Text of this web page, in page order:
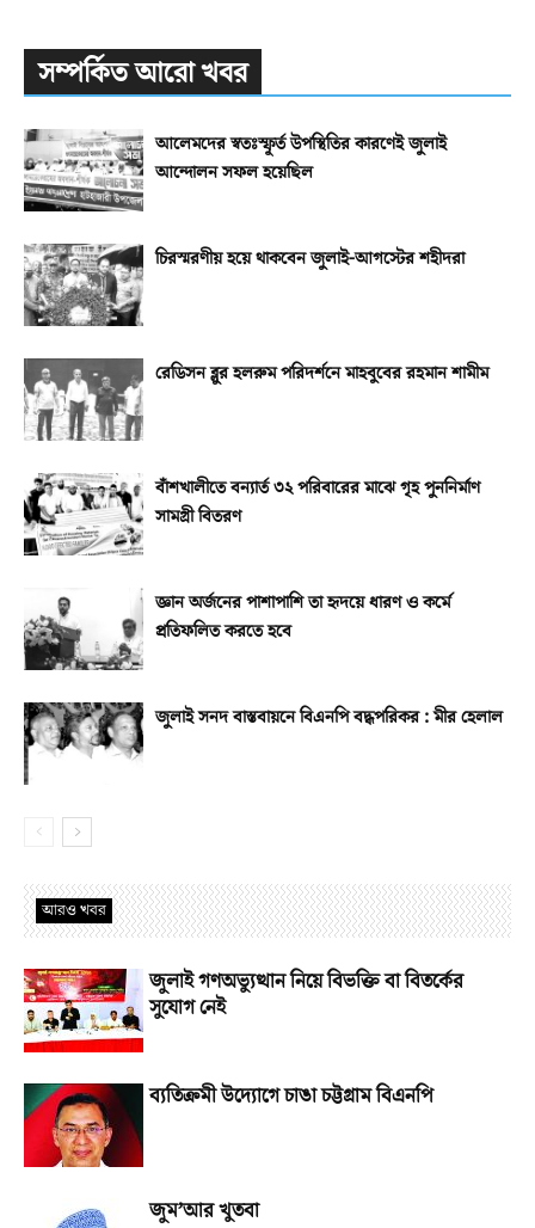
সম্পর্কিত আরো খবর
আলেমদের স্বতঃস্ফূর্ত উপস্থিতির কারণেই জুলাই
আন্দোলন সফল হয়েছিল
চিরস্মরণীয় হয়ে থাকবেন জুলাই-আগস্টের শহীদরা
রেডিসন ব্লুর হলরুম পরিদর্শনে মাহবুবের রহমান শামীম
বাঁশখালীতে বন্যার্ত ৩২ পরিবারের মাঝে গৃহ পুননির্মাণ
সামগ্রী বিতরণ
জ্ঞান অর্জনের পাশাপাশি তা হৃদয়ে ধারণ ও কর্মে
প্রতিফলিত করতে হবে
জুলাই সনদ বাস্তবায়নে বিএনপি বদ্ধপরিকর : মীর হেলাল
আরও খবর
জুলাই গণঅভ্যুত্থান নিয়ে বিভক্তি বা বিতর্কের
সুযোগ নেই
ব্যতিক্রমী উদ্যোগে চাঙা চট্টগ্রাম বিএনপি
জুম’আর খুতবা